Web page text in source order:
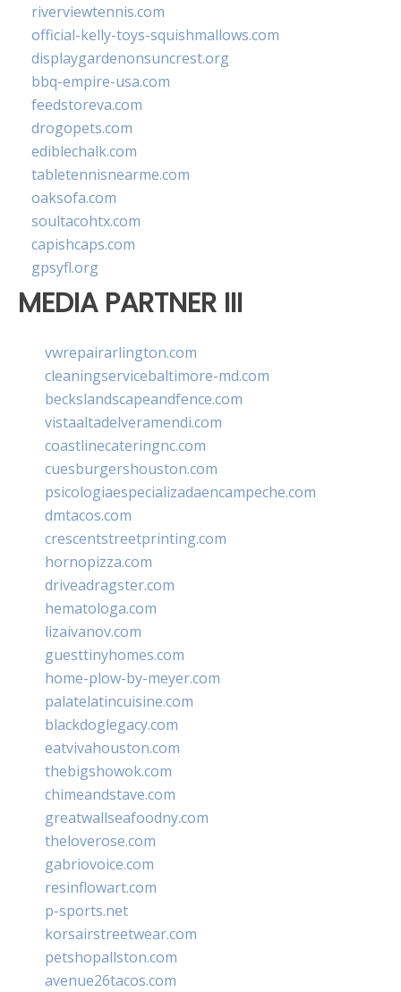
riverviewtennis.com
official-kelly-toys-squishmallows.com
displaygardenonsuncrest.org
bbq-empire-usa.com
feedstoreva.com
drogopets.com
ediblechalk.com
tabletennisnearme.com
oaksofa.com
soultacohtx.com
capishcaps.com
gpsyfl.org
MEDIA PARTNER III
vwrepairarlington.com
cleaningservicebaltimore-md.com
beckslandscapeandfence.com
vistaaltadelveramendi.com
coastlinecateringnc.com
cuesburgershouston.com
psicologiaespecializadaencampeche.com
dmtacos.com
crescentstreetprinting.com
hornopizza.com
driveadragster.com
hematologa.com
lizaivanov.com
guesttinyhomes.com
home-plow-by-meyer.com
palatelatincuisine.com
blackdoglegacy.com
eatvivahouston.com
thebigshowok.com
chimeandstave.com
greatwallseafoodny.com
theloverose.com
gabriovoice.com
resinflowart.com
p-sports.net
korsairstreetwear.com
petshopallston.com
avenue26tacos.com